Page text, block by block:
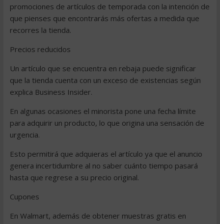
promociones de artículos de temporada con la intención de
que pienses que encontrarás más ofertas a medida que
recorres la tienda.
Precios reducidos
Un artículo que se encuentra en rebaja puede significar
que la tienda cuenta con un exceso de existencias según
explica Business Insider.
En algunas ocasiones el minorista pone una fecha límite
para adquirir un producto, lo que origina una sensación de
urgencia.
Esto permitirá que adquieras el artículo ya que el anuncio
genera incertidumbre al no saber cuánto tiempo pasará
hasta que regrese a su precio original.
Cupones
En Walmart, además de obtener muestras gratis en